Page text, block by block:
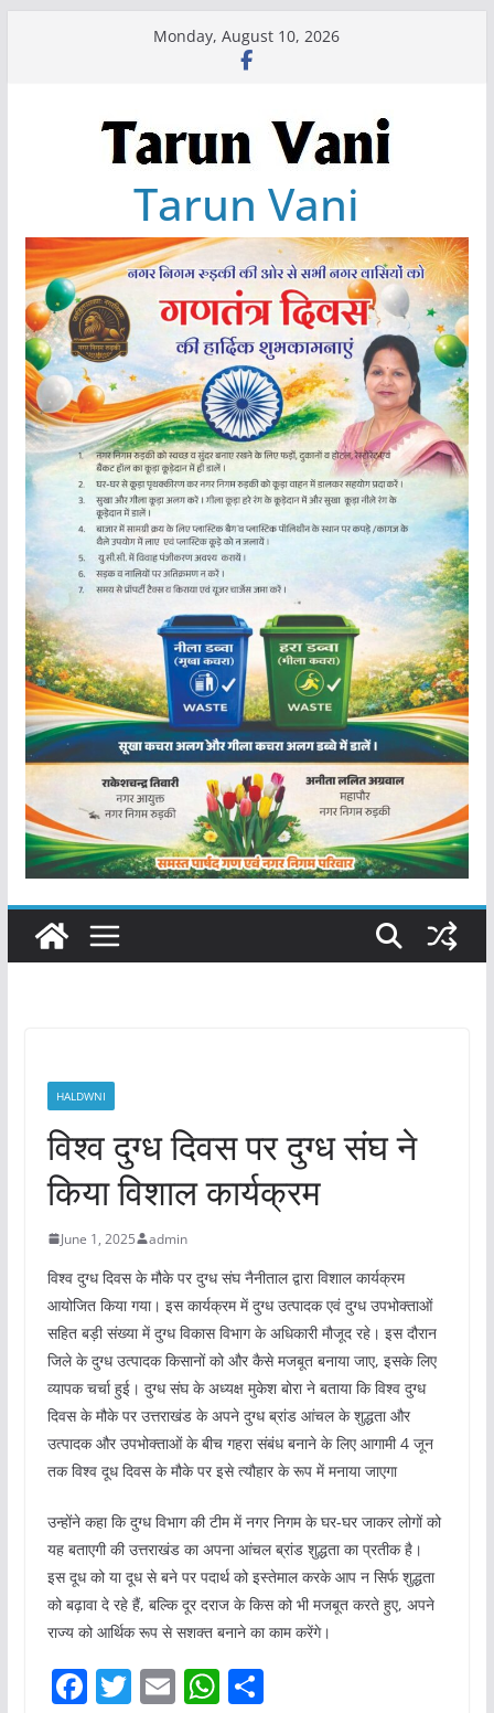
Monday, August 10, 2026
Tarun Vani
HALDWNI
विश्व दुग्ध दिवस पर दुग्ध संघ ने
किया विशाल कार्यक्रम
June 1, 2025 admin
विश्व दुग्ध दिवस के मौके पर दुग्ध संघ नैनीताल द्वारा विशाल कार्यक्रम
आयोजित किया गया। इस कार्यक्रम में दुग्ध उत्पादक एवं दुग्ध उपभोक्ताओं
सहित बड़ी संख्या में दुग्ध विकास विभाग के अधिकारी मौजूद रहे। इस दौरान
जिले के दुग्ध उत्पादक किसानों को और कैसे मजबूत बनाया जाए, इसके लिए
व्यापक चर्चा हुई। दुग्ध संघ के अध्यक्ष मुकेश बोरा ने बताया कि विश्व दुग्ध
दिवस के मौके पर उत्तराखंड के अपने दुग्ध ब्रांड आंचल के शुद्धता और
उत्पादक और उपभोक्ताओं के बीच गहरा संबंध बनाने के लिए आगामी 4 जून
तक विश्व दूध दिवस के मौके पर इसे त्यौहार के रूप में मनाया जाएगा
उन्होंने कहा कि दुग्ध विभाग की टीम में नगर निगम के घर-घर जाकर लोगों को
यह बताएगी की उत्तराखंड का अपना आंचल ब्रांड शुद्धता का प्रतीक है।
इस दूध को या दूध से बने पर पदार्थ को इस्तेमाल करके आप न सिर्फ शुद्धता
को बढ़ावा दे रहे हैं, बल्कि दूर दराज के किस को भी मजबूत करते हुए, अपने
राज्य को आर्थिक रूप से सशक्त बनाने का काम करेंगे।
F T E W S